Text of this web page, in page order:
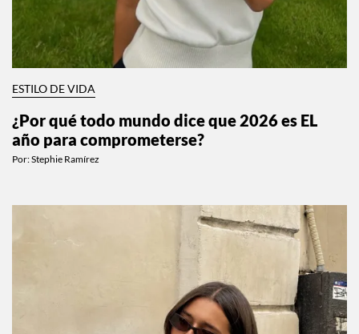
ESTILO DE VIDA
¿Por qué todo mundo dice que 2026 es EL
año para comprometerse?
Por:Stephie Ramírez